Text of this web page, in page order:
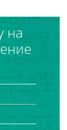
на